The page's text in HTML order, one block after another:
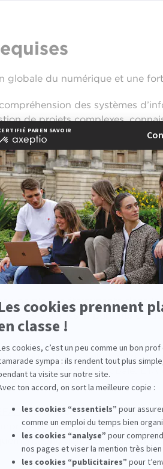
globale du numérique et une
des systèmes
de projets complexes,
sens de la stratégie,
prospective.
digitale sait anticiper les
de croissance.
numériques
une place déterminante dans
des volumes importants de
intègre ces solutions pour
la performance globale.
ses interactions.
EFAP , ces enjeux sont au centre
les impacts de l’IA
Une démarche